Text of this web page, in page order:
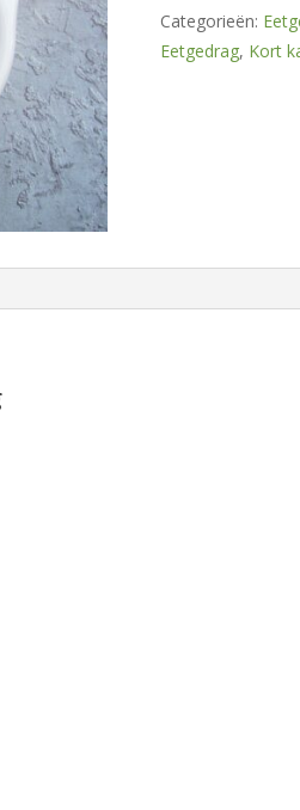
Categorieën:
Eetgedrag, Kort